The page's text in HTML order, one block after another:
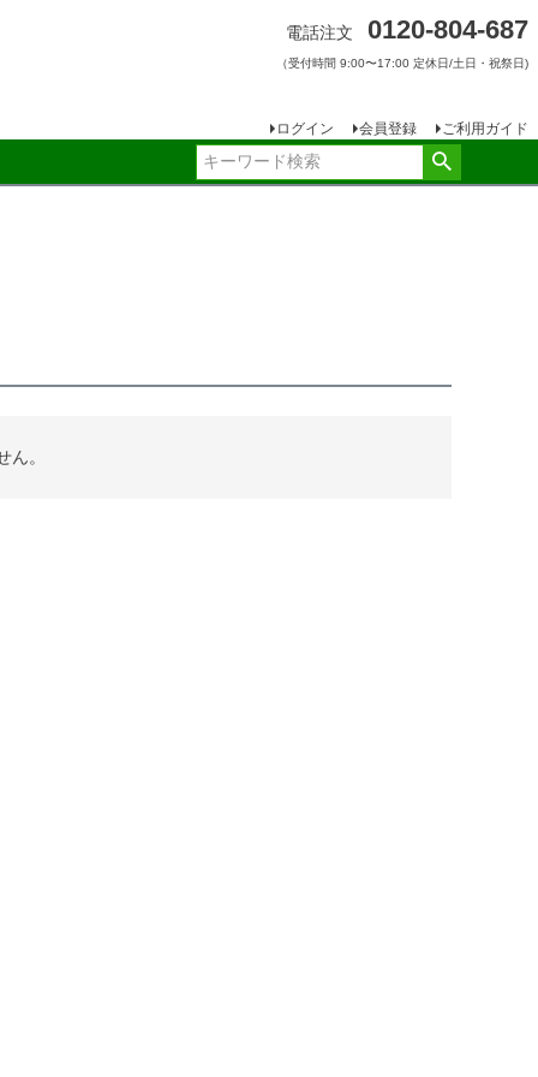
電話注文 0120-804-687
（受付時間 9:00〜17:00 定休日/土日・祝祭日)
ログイン 会員登録 ご利用ガイド
ん。